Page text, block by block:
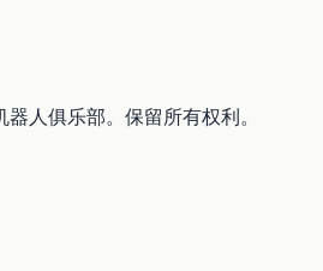
人俱乐部。保留所有权利。